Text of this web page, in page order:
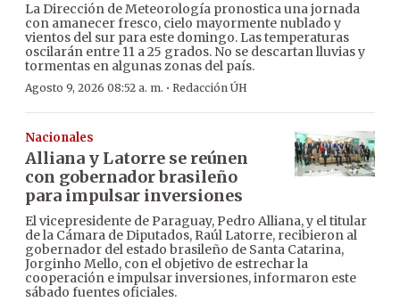
La Dirección de Meteorología pronostica una jornada
con amanecer fresco, cielo mayormente nublado y
vientos del sur para este domingo. Las temperaturas
oscilarán entre 11 a 25 grados. No se descartan lluvias y
tormentas en algunas zonas del país.
Agosto 9, 2026 08:52 a. m. · Redacción ÚH
Nacionales
Alliana y Latorre se reúnen
con gobernador brasileño
para impulsar inversiones
El vicepresidente de Paraguay, Pedro Alliana, y el titular
de la Cámara de Diputados, Raúl Latorre, recibieron al
gobernador del estado brasileño de Santa Catarina,
Jorginho Mello, con el objetivo de estrechar la
cooperación e impulsar inversiones, informaron este
sábado fuentes oficiales.